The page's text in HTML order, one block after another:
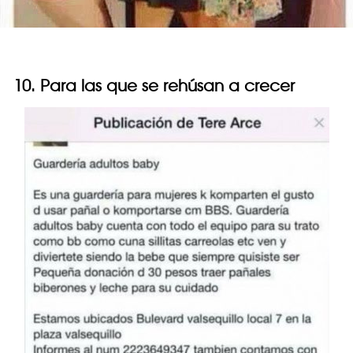
10. Para las que se rehúsan a crecer